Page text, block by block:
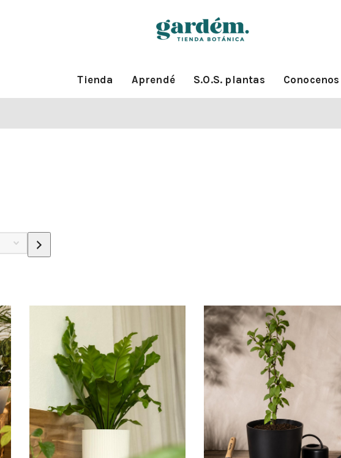
Tienda Aprendé S.O.S. plantas Conocenos